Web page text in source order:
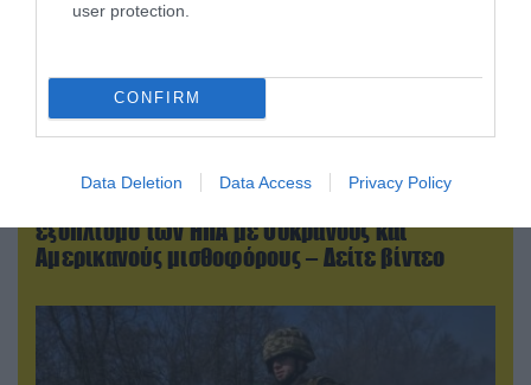
user protection.
CONFIRM
Data Deletion Data Access Privacy Policy
07.08.2026 | 18:02
εξοπλισμό των ΗΠΑ με Ουκρανούς και
Αμερικανούς μισθοφόρους – Δείτε βίντεο